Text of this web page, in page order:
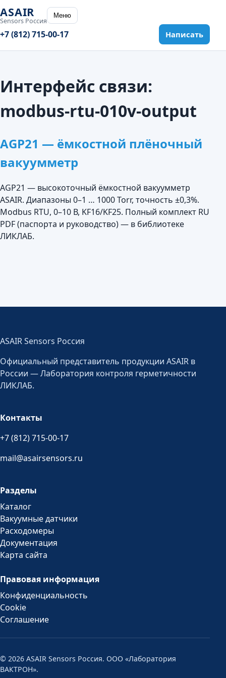
ASAIR
Sensors Россия
Меню
+7 (812) 715-00-17 Написать
Интерфейс связи:
modbus-rtu-010v-output
AGP21 — ёмкостной плёночный
вакуумметр
AGP21 — высокоточный ёмкостной вакуумметр
ASAIR. Диапазоны 0–1 … 1000 Torr, точность ±0,3%.
Modbus RTU, 0–10 В, KF16/KF25. Полный комплект RU
PDF (паспорта и руководство) — в библиотеке
ЛИКЛАБ.
ASAIR Sensors Россия
Официальный представитель продукции ASAIR в
России — Лаборатория контроля герметичности
ЛИКЛАБ.
Контакты
+7 (812) 715-00-17
mail@asairsensors.ru
Разделы
Каталог
Вакуумные датчики
Расходомеры
Документация
Карта сайта
Правовая информация
Конфиденциальность
Cookie
Соглашение
© 2026 ASAIR Sensors Россия. ООО «Лаборатория
ВАКТРОН».